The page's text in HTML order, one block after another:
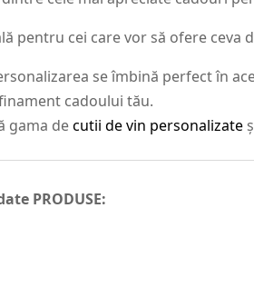
pentru cei care vor să ofere ceva
se îmbină perfect în
cadoului tău.
gama decutii de vin personalizate
PRODUSE: